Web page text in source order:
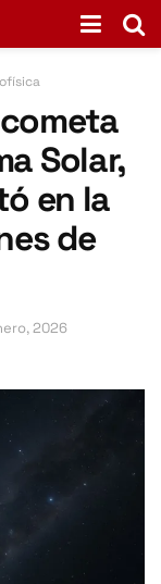
Solar,
en la
de
2026